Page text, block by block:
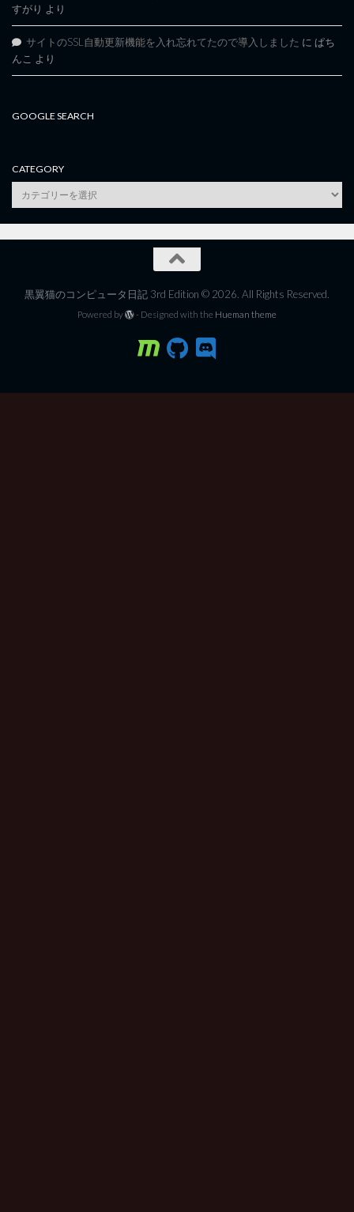
すがり より
サイトのSSL自動更新機能を入れ忘れてたので導入しました に ぱち
んこ より
GOOGLE SEARCH
CATEGORY
category
黒翼猫のコンピュータ日記 3rd Edition © 2026. All Rights Reserved.
Powered by - Designed with the Hueman theme